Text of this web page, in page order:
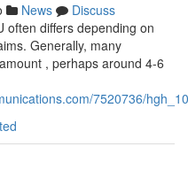
News
Discuss
often differs depending on
Generally, many
, perhaps around 4-6
7520736/